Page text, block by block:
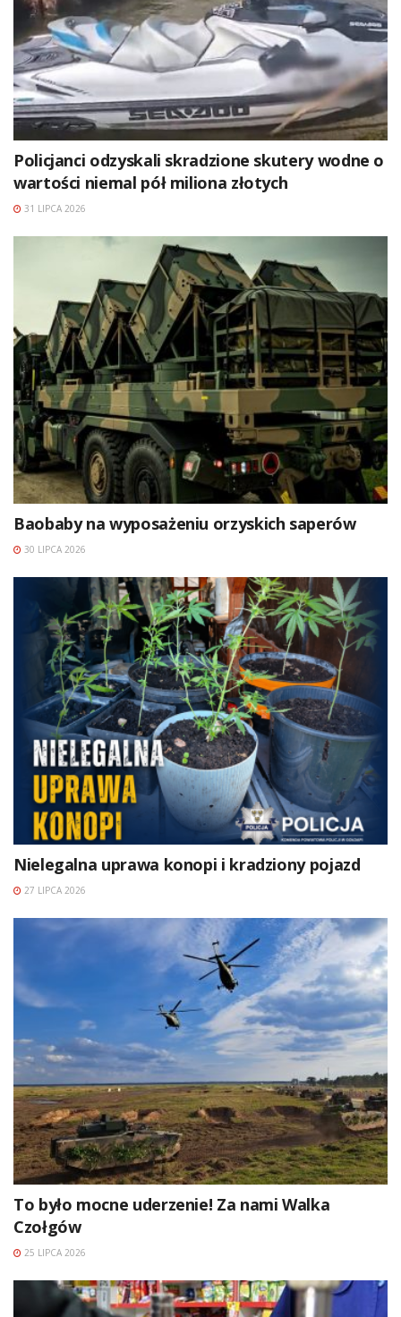
Policjanci odzyskali skradzione skutery wodne o
wartości niemal pół miliona złotych
31 LIPCA 2026
Baobaby na wyposażeniu orzyskich saperów
30 LIPCA 2026
Nielegalna uprawa konopi i kradziony pojazd
27 LIPCA 2026
To było mocne uderzenie! Za nami Walka
Czołgów
25 LIPCA 2026